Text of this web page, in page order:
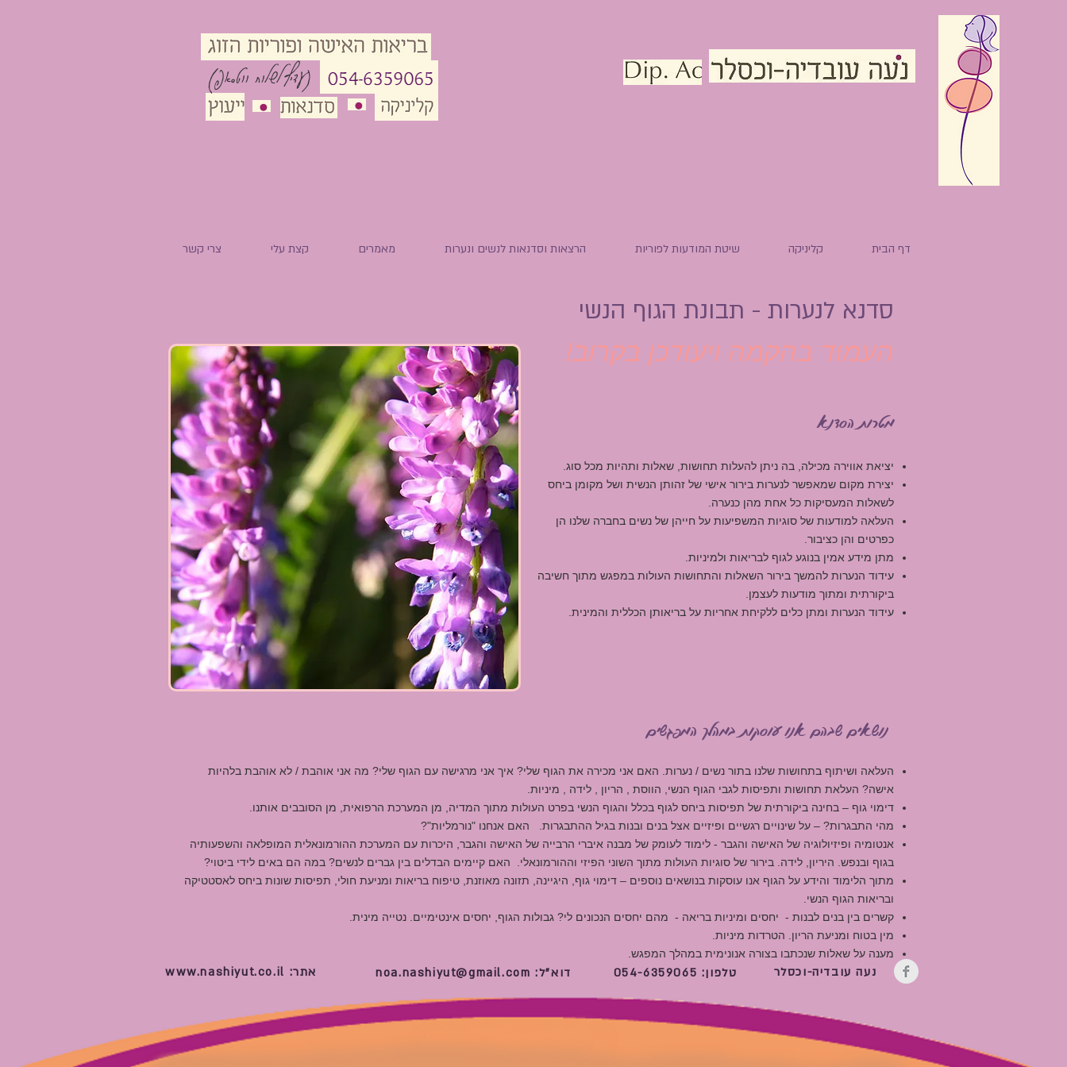
(עדיף לשלוח ווטסאפ)
צרי קשר קצת עלי מאמרים הרצאות וסדנאות לנשים ונערות שיטת המודעות לפוריות קליניקה דף הבית
סדנא לנערות - תבונת הגוף הנשי
העמוד בהקמה ויעודכן בקרוב!
מטרות הסדנא
יציאת אווירה מכילה, בה ניתן להעלות תחושות, שאלות ותהיות מכל סוג.
יצירת מקום שמאפשר לנערות בירור אישי של זהותן הנשית ושל מקומן ביחס
לשאלות המעסיקות כל אחת מהן כנערה.
העלאה למודעות של סוגיות המשפיעות על חייהן של נשים בחברה שלנו הן
כפרטים והן כציבור.
מתן מידע אמין בנוגע לגוף לבריאות ולמיניות.
עידוד הנערות להמשך בירור השאלות והתחושות העולות במפגש מתוך חשיבה
ביקורתית ומתוך מודעות לעצמן.
עידוד הנערות ומתן כלים ללקיחת אחריות על בריאותן הכללית והמינית.
נושאים שבהם אנו עוסקות במהלך המפגשים
העלאה ושיתוף בתחושות שלנו בתור נשים / נערות. האם אני מכירה את הגוף שלי? איך אני מרגישה עם הגוף שלי? מה אני אוהבת / לא אוהבת בלהיות
אישה? העלאת תחושות ותפיסות לגבי הגוף הנשי, הווסת , הריון , לידה , מיניות.
דימוי גוף – בחינה ביקורתית של תפיסות ביחס לגוף בכלל והגוף הנשי בפרט העולות מתוך המדיה, מן המערכת הרפואית, מן הסובבים אותנו.
מהי התבגרות? – על שינויים רגשיים ופיזיים אצל בנים ובנות בגיל ההתבגרות. האם אנחנו "נורמליות"?
אנטומיה ופיזיולוגיה של האישה והגבר - לימוד לעומק של מבנה איברי הרבייה של האישה והגבר, היכרות עם המערכת ההורמונאלית המופלאה והשפעותיה
בגוף ובנפש. היריון, לידה. בירור של סוגיות העולות מתוך השוני הפיזי וההורמונאלי. האם קיימים הבדלים בין גברים לנשים? במה הם באים לידי ביטוי?
מתוך הלימוד והידע על הגוף אנו עוסקות בנושאים נוספים – דימוי גוף, היגיינה, תזונה מאוזנת, טיפוח בריאות ומניעת חולי, תפיסות שונות ביחס לאסטטיקה
ובריאות הגוף הנשי.
קשרים בין בנים לבנות - יחסים ומיניות בריאה - מהם יחסים הנכונים לי? גבולות הגוף, יחסים אינטימיים. נטייה מינית.
מין בטוח ומניעת הריון. הטרדות מיניות.
מענה על שאלות שנכתבו בצורה אנונימית במהלך המפגש.
אתר: www.nashiyut.co.il דוא"ל: noa.nashiyut@gmail.com טלפון: 054-6359065 נעה עובדיה-וכסלר